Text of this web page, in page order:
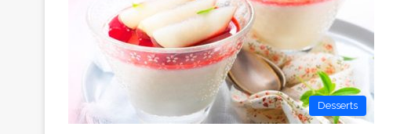
Desserts